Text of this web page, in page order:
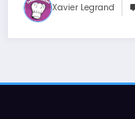
Xavier Legrand